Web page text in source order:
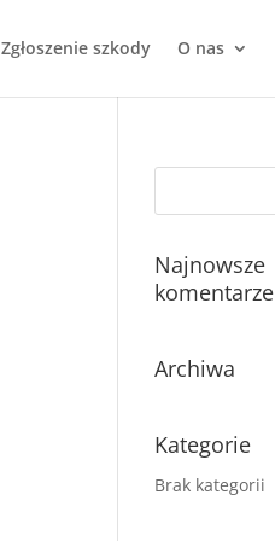
Zgłoszenie szkody O nas
Najnowsze
komentarze
Archiwa
Kategorie
Brak kategorii